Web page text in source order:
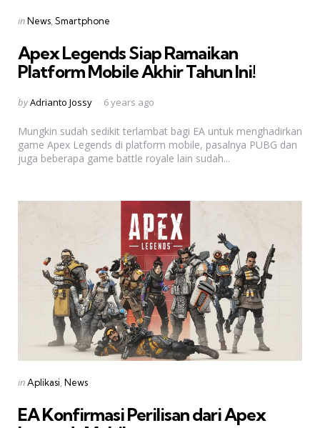
Categories
Posted
inNews Smartphone
Apex Legends Siap Ramaikan
Platform Mobile Akhir Tahun Ini!
Posted
byAdrianto Jossy 6 years ago
Mungkin sudah sedikit terlambat bagi EA untuk menghadirkan
game Apex Legends di platform mobile, pasalnya PUBG dan
juga beberapa game battle royale lain sudah...
Categories
Posted
inAplikasi News
EA Konfirmasi Perilisan dari Apex